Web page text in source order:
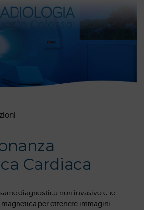
Cardiaca
diagnostico non invasivo che
per ottenere immagini